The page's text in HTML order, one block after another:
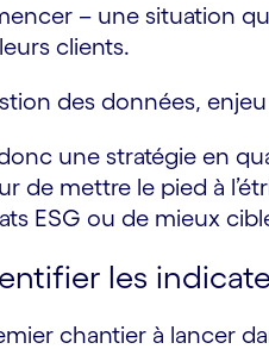
– une situation
clients.
des données,
une stratégie en
de mettre le pied à
ESG ou de mieux
les
chantier à lancer